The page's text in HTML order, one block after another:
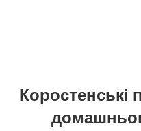
Коростенські